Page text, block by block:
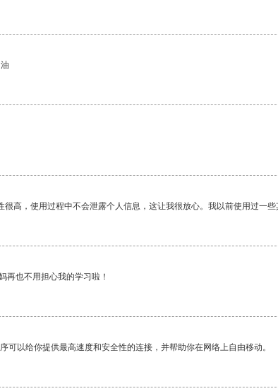
很高，使用过程中不会泄露个人信息，这让我很放心。我以前使用过一
再也不用担心我的学习啦！
可以给你提供最高速度和安全性的连接，并帮助你在网络上自由移动。